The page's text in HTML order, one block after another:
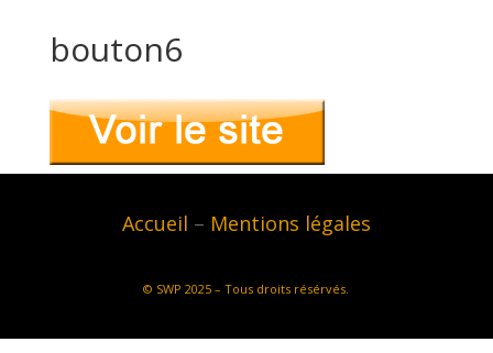
bouton6
Accueil – Mentions légales
© SWP 2025 – Tous droits résérvés.